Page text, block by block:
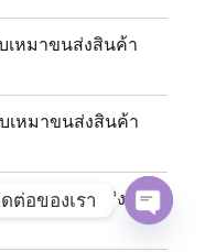
เหมาขนส่งสินค้า
เหมาขนส่งสินค้า
ทรับเหมาขนส่ง
ต่อของเรา
OPEN